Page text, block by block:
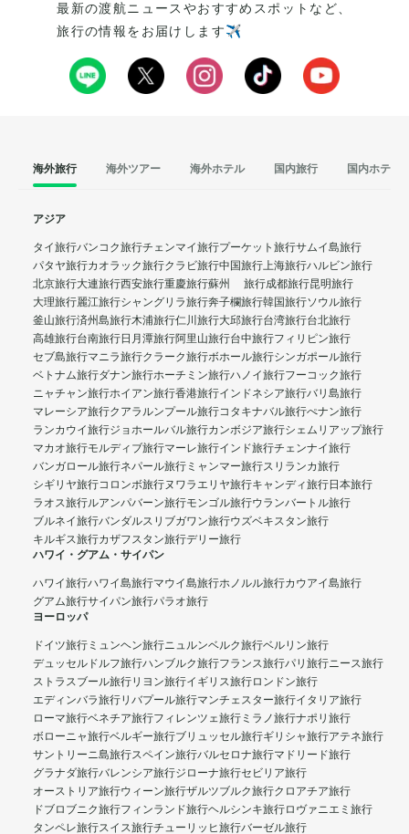
最新の渡航ニュースやおすすめスポットなど、
旅行の情報をお届けします✈️
海外旅行 海外ツアー 海外ホテル 国内旅行 国内ホテル
アジア
タイ旅行バンコク旅行チェンマイ旅行プーケット旅行サムイ島旅行
パタヤ旅行カオラック旅行クラビ旅行中国旅行上海旅行ハルビン旅行
北京旅行大連旅行西安旅行重慶旅行蘇州 旅行成都旅行昆明旅行
大理旅行麗江旅行シャングリラ旅行奔子欄旅行韓国旅行ソウル旅行
釜山旅行済州島旅行木浦旅行仁川旅行大邱旅行台湾旅行台北旅行
高雄旅行台南旅行日月潭旅行阿里山旅行台中旅行フィリピン旅行
セブ島旅行マニラ旅行クラーク旅行ボホール旅行シンガポール旅行
ベトナム旅行ダナン旅行ホーチミン旅行ハノイ旅行フーコック旅行
ニャチャン旅行ホイアン旅行香港旅行インドネシア旅行バリ島旅行
マレーシア旅行クアラルンプール旅行コタキナバル旅行ぺナン旅行
ランカウイ旅行ジョホールバル旅行カンボジア旅行シェムリアップ旅行
マカオ旅行モルディブ旅行マーレ旅行インド旅行チェンナイ旅行
バンガロール旅行ネパール旅行 ミャンマー旅行スリランカ旅行
シギリヤ旅行コロンボ旅行ヌワラエリヤ旅行キャンディ旅行日本旅行
ラオス旅行ルアンパバーン旅行モンゴル旅行ウランバートル旅行
ブルネイ旅行バンダルスリブガワン旅行ウズベキスタン旅行
キルギス旅行カザフスタン旅行デリー旅行
ハワイ・グアム・サイパン
ハワイ旅行ハワイ島旅行マウイ島旅行ホノルル旅行カウアイ島旅行
グアム旅行サイパン旅行パラオ旅行
ヨーロッパ
ドイツ旅行 ミュンヘン旅行ニュルンベルク旅行ベルリン旅行
デュッセルドルフ旅行ハンブルク旅行フランス旅行パリ旅行ニース旅行
ストラスブール旅行リヨン旅行イギリス旅行ロンドン旅行
エディンバラ旅行リバプール旅行マンチェスター旅行イタリア旅行
ローマ旅行ベネチア旅行フィレンツェ旅行 ミラノ旅行ナポリ旅行
ボローニャ旅行ベルギー旅行ブリュッセル旅行ギリシャ旅行アテネ旅行
サントリーニ島旅行スペイン旅行バルセロナ旅行マドリード旅行
グラナダ旅行バレンシア旅行ジローナ旅行セビリア旅行
オーストリア旅行ウィーン旅行ザルツブルク旅行クロアチア旅行
ドブロブニク旅行フィンランド旅行ヘルシンキ旅行ロヴァニエミ旅行
タンペレ旅行スイス旅行チューリッヒ旅行バーゼル旅行